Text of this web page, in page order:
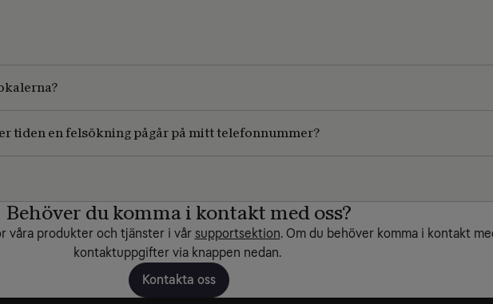
tiden en felsökning pågår på mitt telefonnummer?
Behöver du komma i kontakt med oss?
våra produkter och tjänster i vår supportsektion. Om du behöver komma i kontakt
kontaktuppgifter via knappen nedan.
Kontakta oss